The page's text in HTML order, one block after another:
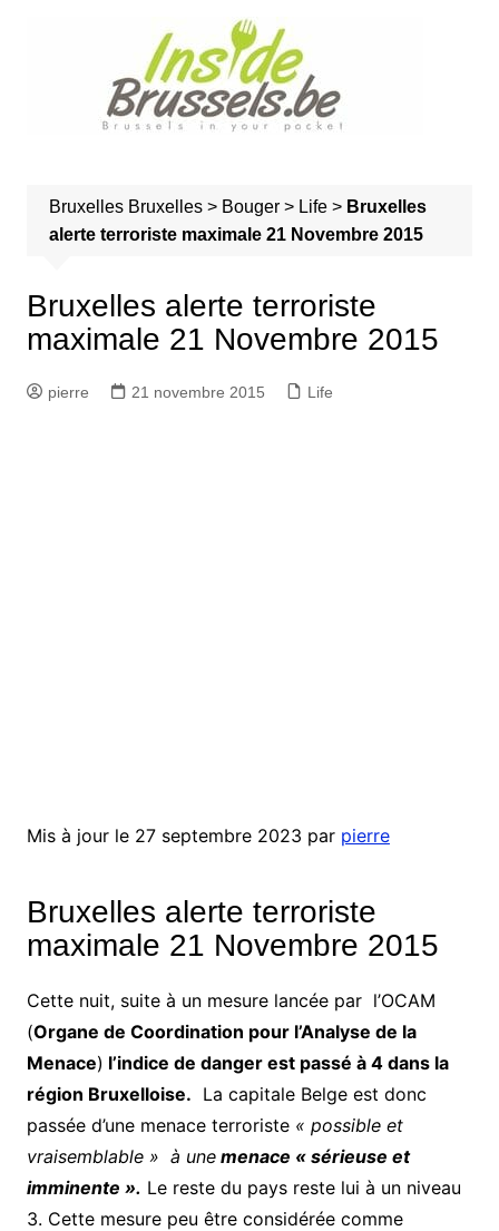
Bruxelles Bruxelles> Bouger> Life> Bruxelles
alerte terroriste maximale 21 Novembre 2015
Bruxelles alerte terroriste
maximale 21 Novembre 2015
pierre 21 novembre 2015 Life
Mis à jour le 27 septembre 2023 par pierre
Bruxelles alerte terroriste
maximale 21 Novembre 2015
Cette nuit, suite à un mesure lancée par l’OCAM
(Organe de Coordination pour l’Analyse de la
Menace) l’indice de danger est passé à 4 dans la
région Bruxelloise. La capitale Belge est donc
passée d’une menace terroriste « possible et
vraisemblable » à unemenace « sérieuse et
imminente ». Le reste du pays reste lui à un niveau
3. Cette mesure peu être considérée comme